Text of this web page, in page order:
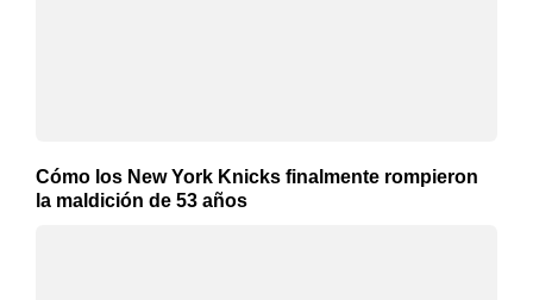
Cómo los New York Knicks finalmente rompieron
la maldición de 53 años